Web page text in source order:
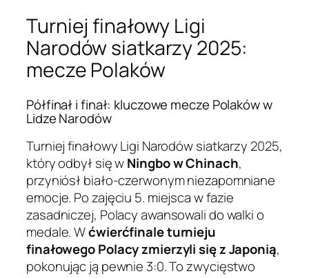
Turniej finałowy Ligi
Narodów siatkarzy 2025:
mecze Polaków
Półfinał i finał: kluczowe mecze Polaków w
Lidze Narodów
Turniej finałowy Ligi Narodów siatkarzy 2025,
który odbył się wNingbo w Chinach,
przyniósł biało-czerwonym niezapomniane
emocje. Po zajęciu 5. miejsca w fazie
zasadniczej, Polacy awansowali do walki o
medale. Wćwierćfinale turnieju
finałowego Polacy zmierzyli się z Japonią,
pokonując ją pewnie 3:0. To zwycięstwo